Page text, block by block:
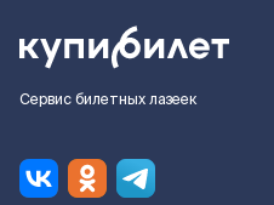
Сервис билетных лазеек